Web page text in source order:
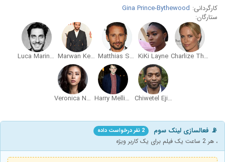
کارگردانی: Gina Prince-Bythewood
ستارگان:
Charlize Theron
KiKi Layne
Matthias Schoenaerts
Marwan Kenzari
Luca Marinelli
Chiwetel Ejiofor
Harry Melling
Veronica Ngo
📡 فعالسازی لینک سوم 2 نفر درخواست داده
، هر 2 ساعت یک فیلم برای یک کاربر ویژه